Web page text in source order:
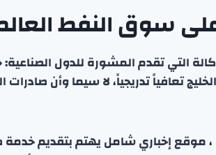
على سوق النفط
التي تقدم المشورة للدول
تعافياً تدريجياً، لا سيما وأن
موقع إخباري شامل يهتم بتقديم خدمة